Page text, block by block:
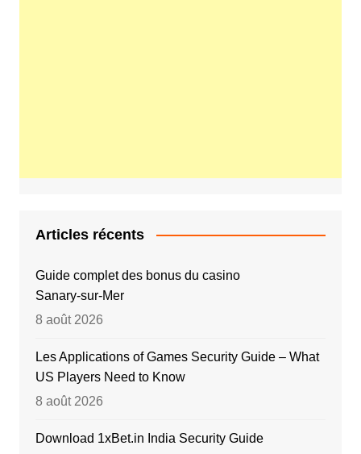
Articles récents
Guide complet des bonus du casino
Sanary‑sur‑Mer
8 août 2026
Les Applications of Games Security Guide – What
US Players Need to Know
8 août 2026
Download 1xBet.in India Security Guide